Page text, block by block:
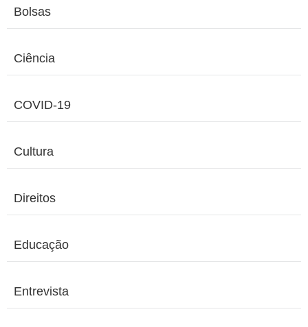
Bolsas
Ciência
COVID-19
Cultura
Direitos
Educação
Entrevista